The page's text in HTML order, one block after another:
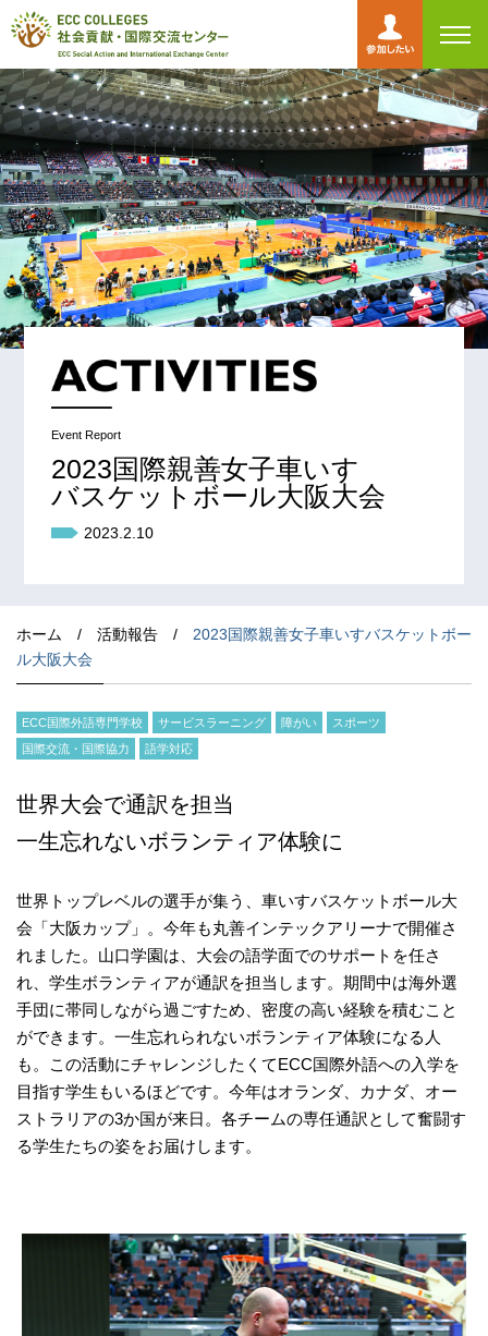
Event Report
2023国際親善女子車いす
バスケットボール大阪大会
2023.2.10
ホーム / 活動報告 / 2023国際親善女子車いすバスケットボー
ル大阪大会
ECC国際外語専門学校 サービスラーニング 障がい
スポーツ
国際交流・国際協力
語学対応
世界大会で通訳を担当
一生忘れないボランティア体験に
世界トップレベルの選手が集う、車いすバスケットボール大
会「大阪カップ」。今年も丸善インテックアリーナで開催さ
れました。山口学園は、大会の語学面でのサポートを任さ
れ、学生ボランティアが通訳を担当します。期間中は海外選
手団に帯同しながら過ごすため、密度の高い経験を積むこと
ができます。一生忘れられないボランティア体験になる人
も。この活動にチャレンジしたくてECC国際外語への入学を
目指す学生もいるほどです。今年はオランダ、カナダ、オー
ストラリアの3か国が来日。各チームの専任通訳として奮闘す
る学生たちの姿をお届けします。